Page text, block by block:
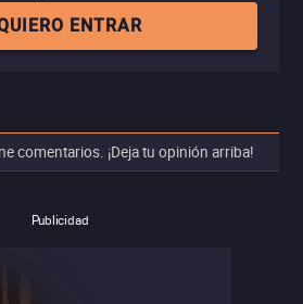
ENTRAR
comentarios. ¡Deja tu opinión arriba!
Publicidad